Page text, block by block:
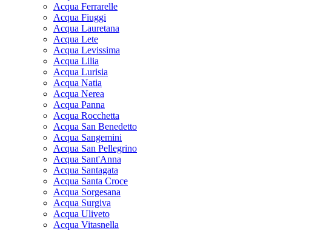
Acqua Ferrarelle
Acqua Fiuggi
Acqua Lauretana
Acqua Lete
Acqua Levissima
Acqua Lilia
Acqua Lurisia
Acqua Natia
Acqua Nerea
Acqua Panna
Acqua Rocchetta
Acqua San Benedetto
Acqua Sangemini
Acqua San Pellegrino
Acqua Sant'Anna
Acqua Santagata
Acqua Santa Croce
Acqua Sorgesana
Acqua Surgiva
Acqua Uliveto
Acqua Vitasnella